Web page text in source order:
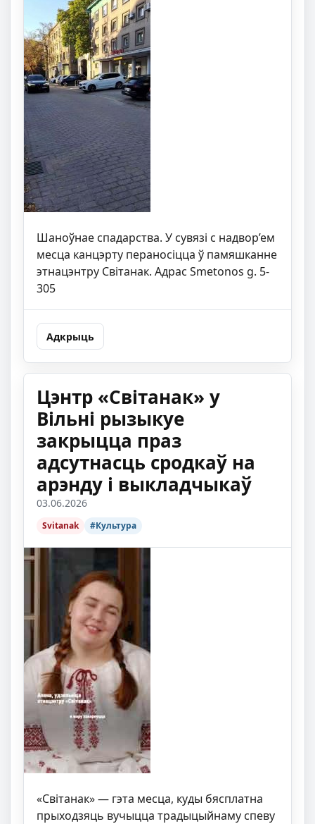
Шаноўнае спадарства. У сувязі с надвор’ем
месца канцэрту пераносіцца ў памяшканне
этнацэнтру Світанак. Адрас Smetonos g. 5-
305
Адкрыць
Цэнтр «Світанак» у
Вільні рызыкуе
закрыцца праз
адсутнасць сродкаў на
арэнду і выкладчыкаў
03.06.2026
Svitanak #Культура
«Світанак» — гэта месца, куды бясплатна
прыходзяць вучыцца традыцыйнаму спеву